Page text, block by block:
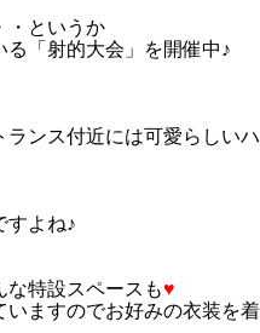
・というか
「射的大会」を開催中♪
ンス付近には可愛らしいハ
すよね♪
な特設スペースも♥
ますのでお好みの衣装を着